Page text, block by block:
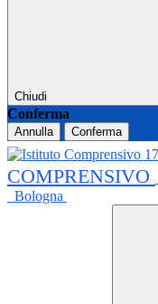
Chiudi
Conferma
Annulla Conferma
COMPRENSIVO
Bologna